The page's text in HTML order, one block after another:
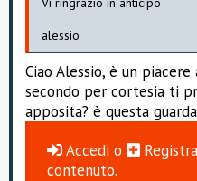
alessio
Ciao Alessio, è un
secondo per cortesia ti
apposita? è questa
Accedi o
contenuto.